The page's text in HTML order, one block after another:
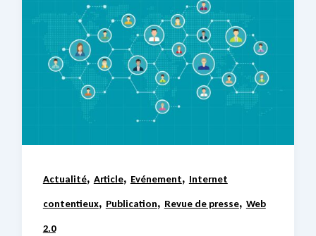
Actualité, Article, Evénement, Internet
contentieux, Publication, Revue de presse, Web
2.0